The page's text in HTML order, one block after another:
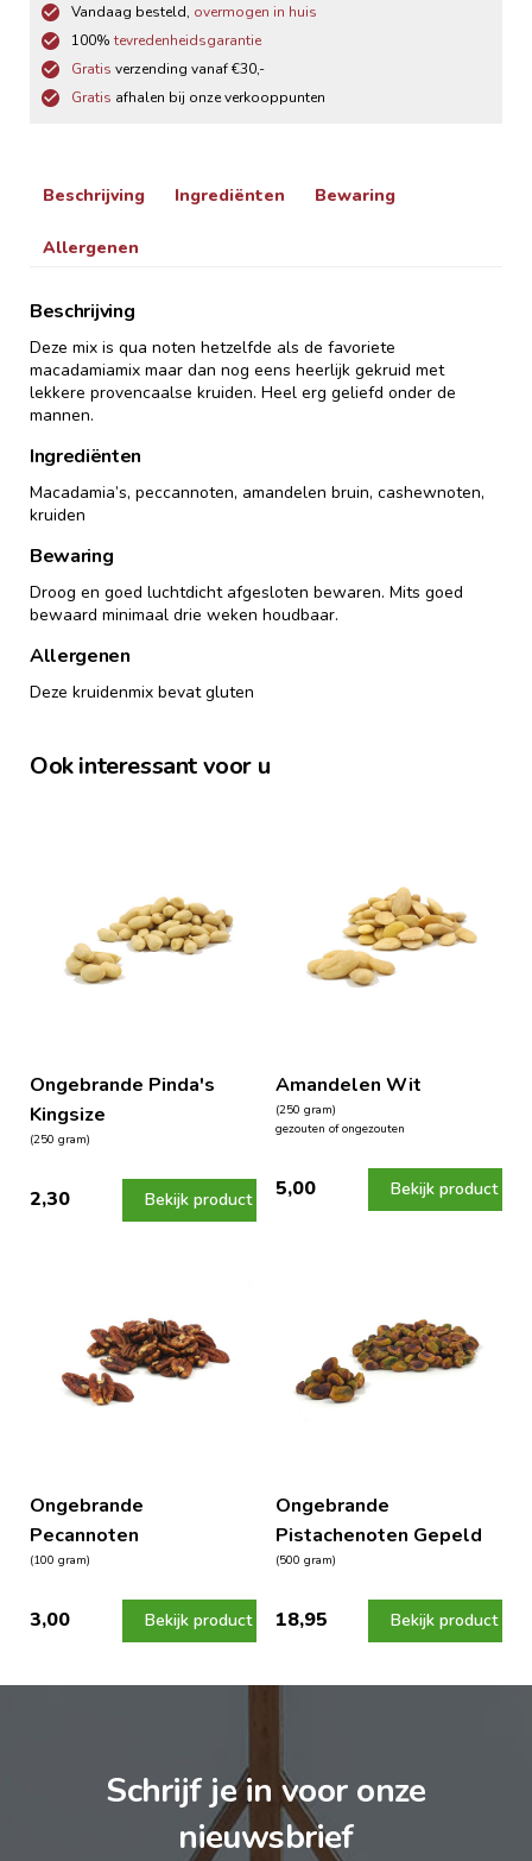
Vandaag besteld, overmogen in huis
100% tevredenheidsgarantie
Gratis verzending vanaf €30,-
Gratis afhalen bij onze verkooppunten
Beschrijving Ingrediënten Bewaring
Allergenen
Beschrijving
Deze mix is qua noten hetzelfde als de favoriete
macadamiamix maar dan nog eens heerlijk gekruid met
lekkere provencaalse kruiden. Heel erg geliefd onder de
mannen.
Ingrediënten
Macadamia’s, peccannoten, amandelen bruin, cashewnoten,
kruiden
Bewaring
Droog en goed luchtdicht afgesloten bewaren. Mits goed
bewaard minimaal drie weken houdbaar.
Allergenen
Deze kruidenmix bevat gluten
Ook interessant voor u
Ongebrande Pinda's
Kingsize
(250 gram)
2,30 Bekijk product
Amandelen Wit
(250 gram)
gezouten of ongezouten
5,00 Bekijk product
Ongebrande
Pecannoten
(100 gram)
3,00 Bekijk product
Ongebrande
Pistachenoten Gepeld
(500 gram)
18,95 Bekijk product
Schrijf je in voor onze
nieuwsbrief